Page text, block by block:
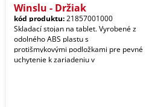
Winslu - Držiak
kód produktu:21857001000
Skladací stojan na tablet. Vyrobené z
odolného ABS plastu s
protišmykovými podložkami pre pevné
uchytenie k zariadeniu v